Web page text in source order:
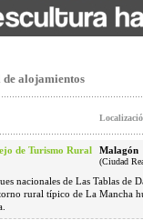
de alojamientos
de Turismo Rural Malagón
(Ciudad
nacionales de Las Tablas de
rural típico de La Mancha